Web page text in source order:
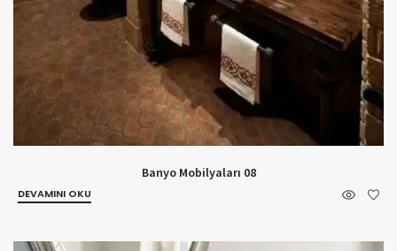
Banyo Mobilyaları 08
DEVAMINI OKU